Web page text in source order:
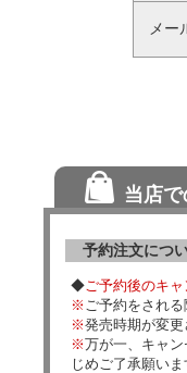
メー
当店
予約注文につ
◆ ご予約後のキ
※ ご予約をされ
※発売時期が変更
※万が一、キャ
じめご了承願いま